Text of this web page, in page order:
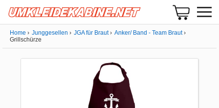
Home Junggesellen JGA für Braut
Anker/ Band - Team Braut
Grillschürze